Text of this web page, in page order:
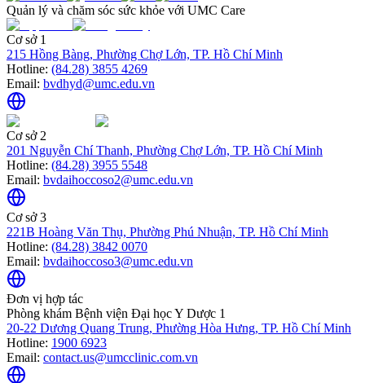
Quản lý và chăm sóc sức khỏe với UMC Care
Cơ sở 1
215 Hồng Bàng, Phường Chợ Lớn, TP. Hồ Chí Minh
Hotline: (84.28) 3855 4269
Email: bvdhyd@umc.edu.vn
Cơ sở 2
201 Nguyễn Chí Thanh, Phường Chợ Lớn, TP. Hồ Chí Minh
Hotline: (84.28) 3955 5548
Email: bvdaihoccoso2@umc.edu.vn
Cơ sở 3
221B Hoàng Văn Thụ, Phường Phú Nhuận, TP. Hồ Chí Minh
Hotline: (84.28) 3842 0070
Email: bvdaihoccoso3@umc.edu.vn
Đơn vị hợp tác
Phòng khám Bệnh viện Đại học Y Dược 1
20-22 Dương Quang Trung, Phường Hòa Hưng, TP. Hồ Chí Minh
Hotline: 1900 6923
Email: contact.us@umcclinic.com.vn